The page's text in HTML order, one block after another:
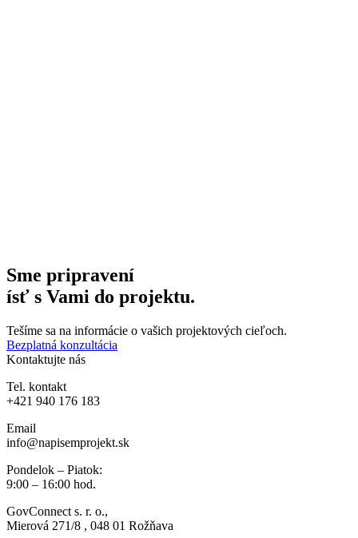
Sme pripravení
ísť s Vami do projektu.
Tešíme sa na informácie o vašich projektových cieľoch.
Bezplatná konzultácia
Kontaktujte nás
Tel. kontakt
+421 940 176 183
Email
info@napisemprojekt.sk
Pondelok – Piatok:
9:00 – 16:00 hod.
GovConnect s. r. o.,
Mierová 271/8 , 048 01 Rožňava